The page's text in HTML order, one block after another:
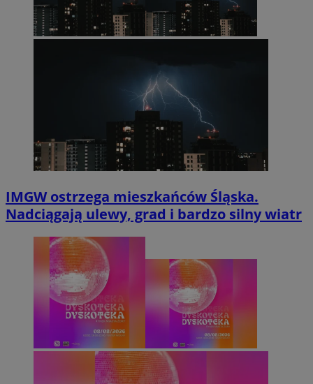
IMGW ostrzega mieszkańców Śląska.
Nadciągają ulewy, grad i bardzo silny wiatr